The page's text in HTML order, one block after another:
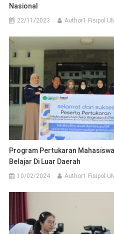
Nasional
22/11/2023 Author1 Fisipol
Program Pertukaran
Belajar Di Luar Daerah
10/02/2024 Author1 Fisipol